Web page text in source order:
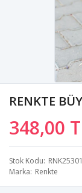
RENKTE
348,00
Stok Kodu
Marka Renkte